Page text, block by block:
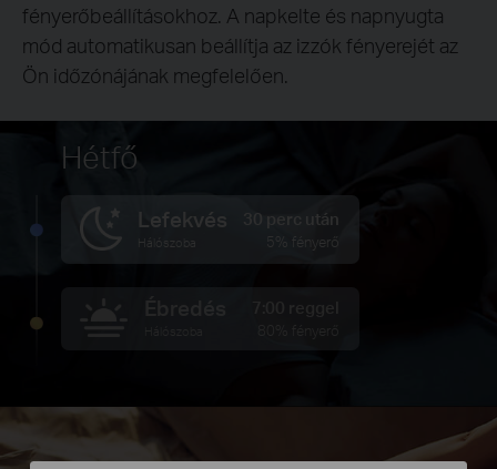
Hétfő
Lefekvés
Hálószoba
30 perc után
5% fényerő
fényerőbeállításokhoz. A napkelte és napnyugta
mód automatikusan beállítja az izzók fényerejét az
Ön időzónájának megfelelően.